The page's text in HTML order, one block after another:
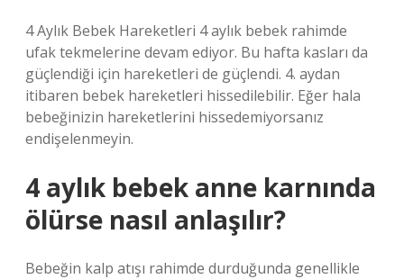
4 Aylık Bebek Hareketleri 4 aylık bebek rahimde
ufak tekmelerine devam ediyor. Bu hafta kasları da
güçlendiği için hareketleri de güçlendi. 4. aydan
itibaren bebek hareketleri hissedilebilir. Eğer hala
bebeğinizin hareketlerini hissedemiyorsanız
endişelenmeyin.
4 aylık bebek anne karnında
ölürse nasıl anlaşılır?
Bebeğin kalp atışı rahimde durduğunda genellikle